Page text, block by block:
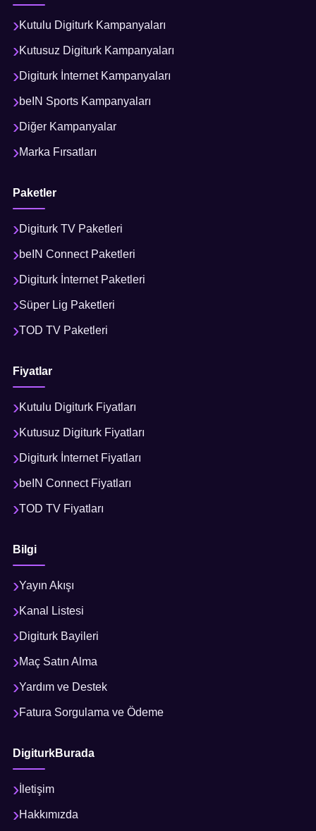
Kutulu Digiturk Kampanyaları
Kutusuz Digiturk Kampanyaları
Digiturk İnternet Kampanyaları
beIN Sports Kampanyaları
Diğer Kampanyalar
Marka Fırsatları
Paketler
Digiturk TV Paketleri
beIN Connect Paketleri
Digiturk İnternet Paketleri
Süper Lig Paketleri
TOD TV Paketleri
Fiyatlar
Kutulu Digiturk Fiyatları
Kutusuz Digiturk Fiyatları
Digiturk İnternet Fiyatları
beIN Connect Fiyatları
TOD TV Fiyatları
Bilgi
Yayın Akışı
Kanal Listesi
Digiturk Bayileri
Maç Satın Alma
Yardım ve Destek
Fatura Sorgulama ve Ödeme
DigiturkBurada
İletişim
Hakkımızda